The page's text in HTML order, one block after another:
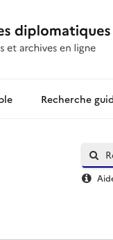
Recherche